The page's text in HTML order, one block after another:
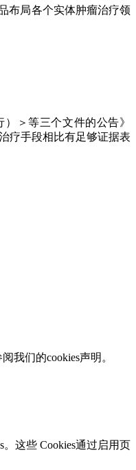
布局各个实体肿瘤治疗领
＞等三个文件的公告》
疗手段相比有足够证据表
我们的cookies声明。
这些 Cookies通过启用页